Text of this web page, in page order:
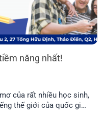
năng nhất!
của rất nhiều học sinh,
thế giới của quốc gia